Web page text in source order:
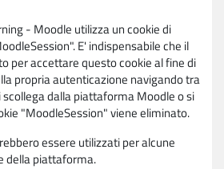
- Moodle utilizza un cookie di
E' indispensabile che il
per accettare questo cookie al fine di
propria autenticazione navigando tra
scollega dalla piattaforma Moodle o si
"MoodleSession" viene eliminato.
essere utilizzati per alcune
della piattaforma.